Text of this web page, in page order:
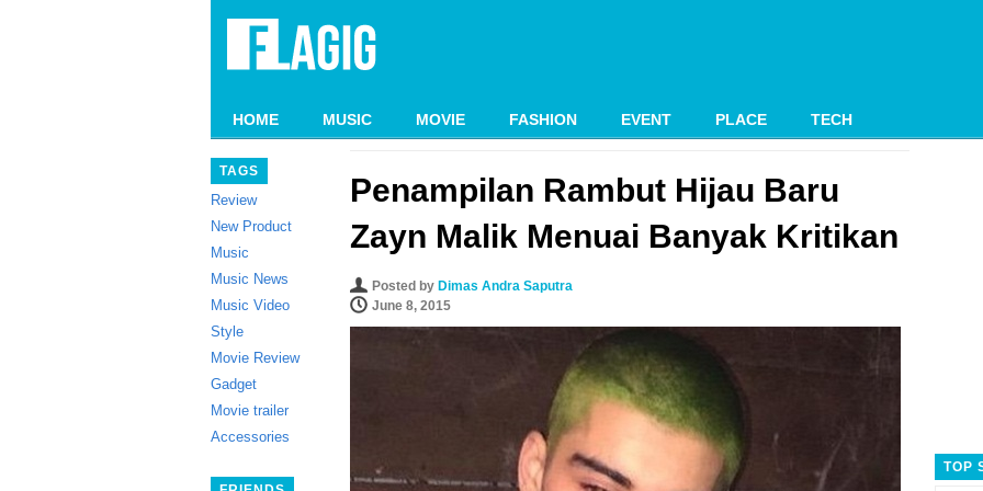
HOME MUSIC MOVIE FASHION EVENT PLACE TECH
TAGS
Review
New Product
Music
Music News
Music Video
Style
Movie Review
Gadget
Movie trailer
Accessories
Penampilan Rambut Hijau Baru
Zayn Malik Menuai Banyak Kritikan
Posted by Dimas Andra Saputra
June 8, 2015
TOP